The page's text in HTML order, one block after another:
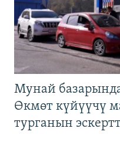
Мунай
Өкмөт күйүүчү
турганын